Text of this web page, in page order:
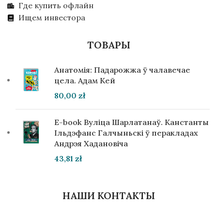
Где купить офлайн
Ищем инвестора
ТОВАРЫ
Анатомія: Падарожжа ў чалавечае
цела. Адам Кей
80,00 zł
E-book Вуліца Шарлатанаў. Канстанты
Ільдэфанс Галчыньскі ў перакладах
Андрэя Хадановіча
43,81 zł
НАШИ КОНТАКТЫ